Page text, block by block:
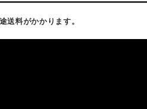
送料がかかります。